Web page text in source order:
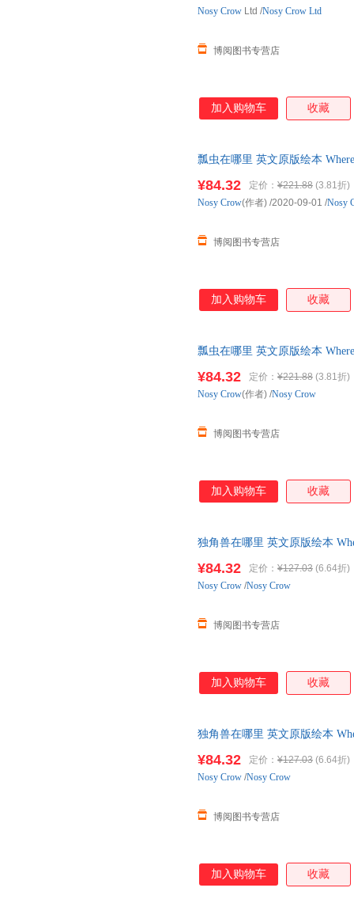
博阅图书专营店
Nosy Crow Ltd /Nosy Crow Ltd
加入购物车 收藏
瓢虫在哪里 英文原版绘本
¥84.32 定价： ¥221.88 (3.81折)
博阅图书专营店
Nosy Crow(作者) /2020-09-01 /Nosy
加入购物车 收藏
瓢虫在哪里 英文原版绘本
¥84.32 定价： ¥221.88 (3.81折)
博阅图书专营店
Nosy Crow(作者) /Nosy Crow
加入购物车 收藏
独角兽在哪里 英文原版绘本
¥84.32 定价： ¥127.03 (6.64折)
博阅图书专营店
Nosy Crow /Nosy Crow
加入购物车 收藏
独角兽在哪里 英文原版绘本
¥84.32 定价： ¥127.03 (6.64折)
博阅图书专营店
Nosy Crow /Nosy Crow
加入购物车 收藏